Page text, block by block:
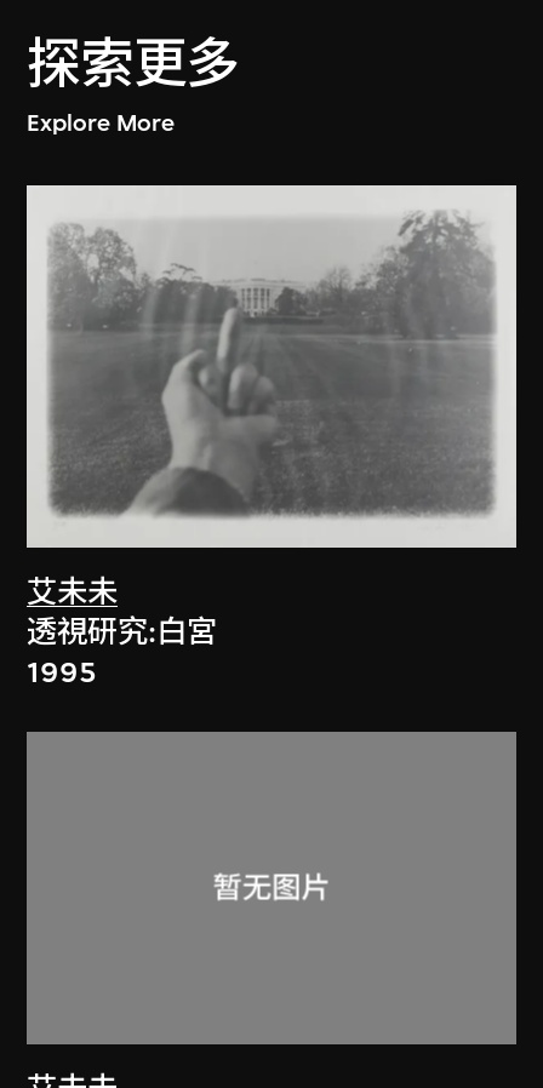
探索更多
Explore More
艾未未
透視研究:白宮
1995